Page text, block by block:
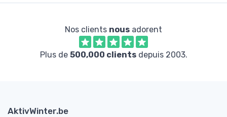
Nos clients nous adorent
Plus de 500,000 clientsdepuis 2003.
AktivWinter.be